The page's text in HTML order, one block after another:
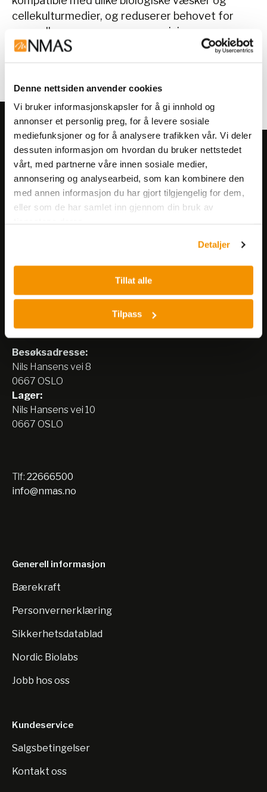
Denne nettsiden anvender cookies
Vi bruker informasjonskapsler for å gi innhold og
annonser et personlig preg, for å levere sosiale
mediefunksjoner og for å analysere trafikken vår. Vi deler
dessuten informasjon om hvordan du bruker nettstedet
vårt, med partnerne våre innen sosiale medier,
annonsering og analysearbeid, som kan kombinere den
med annen informasjon du har gjort tilgjengelig for dem,
eller som de har samlet inn gjennom din bruk av
Detaljer
Tillat alle
Tilpass
cellekulturmedier, og reduserer behovet for
manuelle prosesser, noe som minimerer
variasjon i resultatene.
Bestill ditt neste kit
Meld deg på vårt nyhetsbrev!
Få informasjon om produkter,
arrangementer og kampanjer.
Nerliens Meszansky AS
Besøksadresse:
Nils Hansens vei 8
0667 OSLO
Lager:
Nils Hansens vei 10
0667 OSLO
Tlf: 22666500
info@nmas.no
Generell informasjon
Bærekraft
Personvernerklæring
Sikkerhetsdatablad
Nordic Biolabs
Jobb hos oss
Kundeservice
Salgsbetingelser
Kontakt oss